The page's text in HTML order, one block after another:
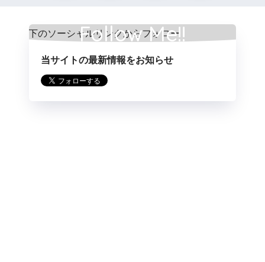
Follow Me!!
当サイトの最新情報をお知らせ